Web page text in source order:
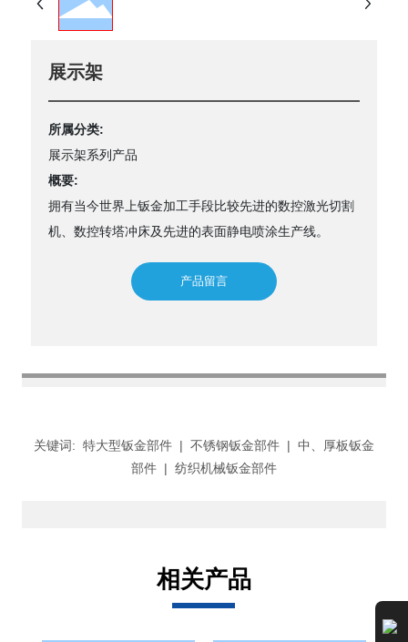
展示架
所属分类:
展示架系列产品
概要:
拥有当今世界上钣金加工手段比较先进的数控激光切割
机、数控转塔冲床及先进的表面静电喷涂生产线。
产品留言
关键词: 特大型钣金部件| 不锈钢钣金部件| 中、厚板钣金
部件| 纺织机械钣金部件
相关产品